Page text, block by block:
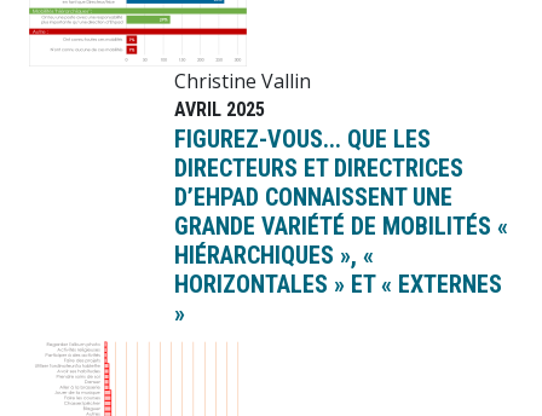
Christine Vallin
AVRIL 2025
FIGUREZ-VOUS... QUE LES
DIRECTEURS ET DIRECTRICES
D’EHPAD CONNAISSENT UNE
GRANDE VARIÉTÉ DE MOBILITÉS «
HIÉRARCHIQUES », «
HORIZONTALES » ET « EXTERNES
»
Image